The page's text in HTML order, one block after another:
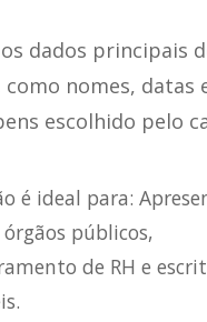
dados principais
como nomes, datas
escolhido pelo
é ideal para:
públicos,
de RH e